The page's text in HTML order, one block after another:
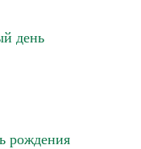
день
рождения